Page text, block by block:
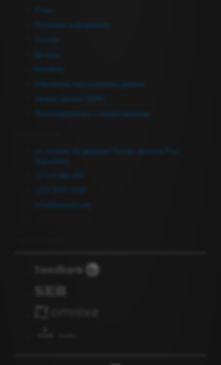
О нас
Полезная информация
Ссылки
Дилеры
Контакты
Обработка персональных данных
Запрос данных GDPR
Присоединяйтесь к нашей команде
ул. Аллика 14, деревня Пеэтри, волость Рае,
Харьюмаа